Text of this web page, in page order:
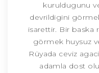
kuruldugunu
devrildigini
isarettir. Bir baska
görmek huysuz
Rüyada ceviz
adamla dost